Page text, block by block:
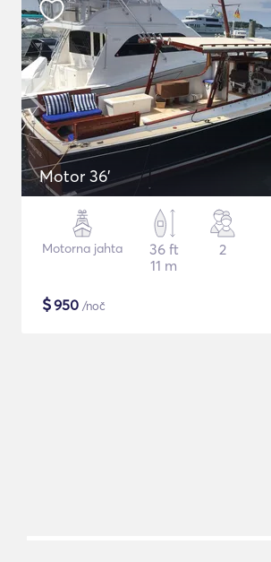
Motor 36'
Motorna jahta
36 ft
11 m
2
$950 /noč